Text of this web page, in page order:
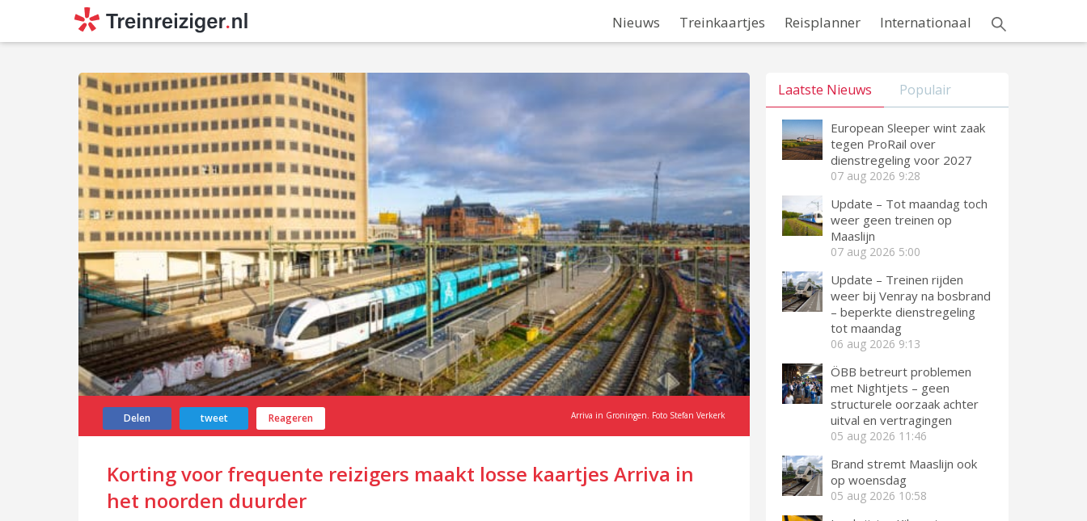
Nieuws Treinkaartjes Reisplanner Internationaal
Delen tweet Reageren Arriva in Groningen. Foto Stefan Verkerk
Korting voor frequente reizigers maakt losse kaartjes Arriva in
het noorden duurder
Laatste Nieuws Populair
European Sleeper wint zaak
tegen ProRail over
dienstregeling voor 2027
07 aug 2026 9:28
Update – Tot maandag toch
weer geen treinen op
Maaslijn
07 aug 2026 5:00
Update – Treinen rijden
weer bij Venray na bosbrand
– beperkte dienstregeling
tot maandag
06 aug 2026 9:13
ÖBB betreurt problemen
met Nightjets – geen
structurele oorzaak achter
uitval en vertragingen
05 aug 2026 11:46
Brand stremt Maaslijn ook
op woensdag
05 aug 2026 10:58